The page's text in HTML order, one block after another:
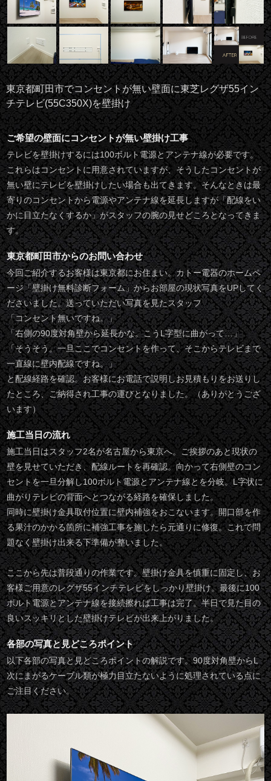
東京都町田市でコンセントが無い壁面に東芝レグザ55イン
チテレビ(55C350X)を壁掛け
ご希望の壁面にコンセントが無い壁掛け工事
テレビを壁掛けするには100ボルト電源とアンテナ線が必要です。
これらはコンセントに用意されていますが、そうしたコンセントが
無い壁にテレビを壁掛けしたい場合も出てきます。そんなときは最
寄りのコンセントから電源やアンテナ線を延長しますが「配線をい
かに目立たなくするか」がスタッフの腕の見せどころとなってきま
す。
東京都町田市からのお問い合わせ
今回ご紹介するお客様は東京都にお住まい。カトー電器のホームペ
ージ「壁掛け無料診断フォーム」からお部屋の現状写真をUPしてく
ださいました。送っていただい写真を見たスタッフ
「コンセント無いですね。」
「右側の90度対角壁から延長かな。こうL字型に曲がって…」
「そうそう。一旦ここでコンセントを作って、そこからテレビまで
一直線に壁内配線ですね。」
と配線経路を確認。お客様にお電話で説明しお見積もりをお送りし
たところ、ご納得され工事の運びとなりました。（ありがとうござ
います）
施工当日の流れ
施工当日はスタッフ2名が名古屋から東京へ。ご挨拶のあと現状の
壁を見せていただき、配線ルートを再確認。向かって右側壁のコン
セントを一旦分解し100ボルト電源とアンテナ線とを分岐。L字状に
曲がりテレビの背面へとつながる経路を確保しました。
同時に壁掛け金具取付位置に壁内補強をおこないます。開口部を作
る果汁のかかる箇所に補強工事を施したら元通りに修復。これで問
題なく壁掛け出来る下準備が整いました。
ここから先は普段通りの作業です。壁掛け金具を慎重に固定し、お
客様ご用意のレグザ55インチテレビをしっかり壁掛け。最後に100
ボルト電源とアンテナ線を接続擦れば工事は完了。半日で見た目の
良いスッキリとした壁掛けテレビが出来上がりました。
各部の写真と見どころポイント
以下各部の写真と見どころポイントの解説です。90度対角壁からL
次にまがるケーブル類が極力目立たないように処理されている点に
ご注目ください。